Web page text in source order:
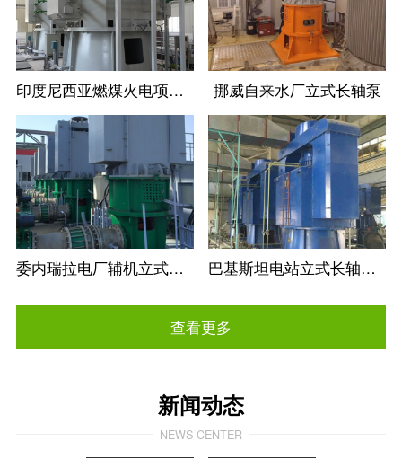
印度尼西亚燃煤火电项目立式长轴循环水泵 挪威自来水厂立式长轴泵
委内瑞拉电厂辅机立式长轴循环水泵 巴基斯坦电站立式长轴循环水泵
查看更多
新闻动态
NEWS CENTER